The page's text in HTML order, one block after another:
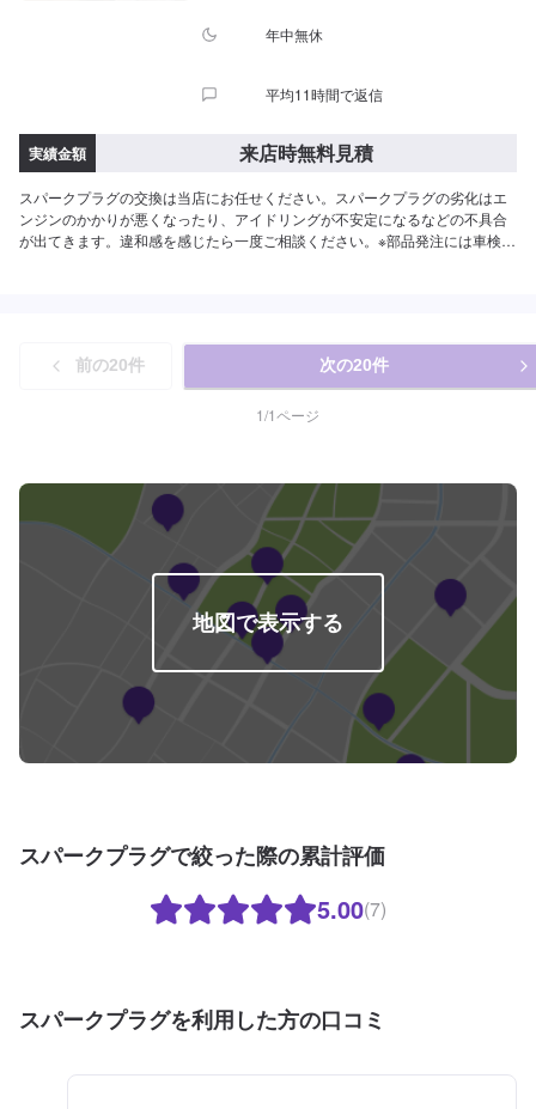
年中無休
平均11時間で返信
実績金額 来店時無料見積
スパークプラグの交換は当店にお任せください。スパークプラグの劣化はエ
ンジンのかかりが悪くなったり、アイドリングが不安定になるなどの不具合
が出てきます。違和感を感じたら一度ご相談ください。※部品発注には車検証
前の20件 次の20件
1/1ページ
地図で表示する
スパークプラグで絞った際の累計評価
5.00(7)
スパークプラグを利用した方の口コミ